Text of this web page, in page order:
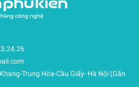
Trung Hòa-Cầu Giấy- Hà Nội (Gần